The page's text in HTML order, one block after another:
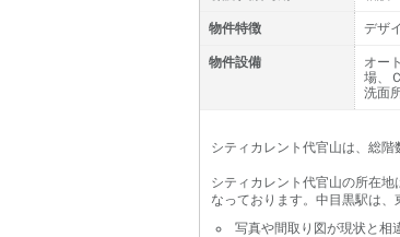
物件特徴 デザ
物件設備
オー
場、
洗面
シティカレント代官山は、総
シティカレント代官山の所在
なっております。中目黒駅は
写真や間取り図が現状と相